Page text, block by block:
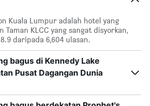
Kuala Lumpur adalah hotel yang
Taman KLCC yang sangat disyorkan,
daripada 6,604 ulasan.
bagus di Kennedy Lake
Pusat Dagangan Dunia